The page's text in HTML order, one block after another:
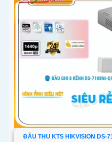
ĐẦU THU KTS HIKVISION DS-